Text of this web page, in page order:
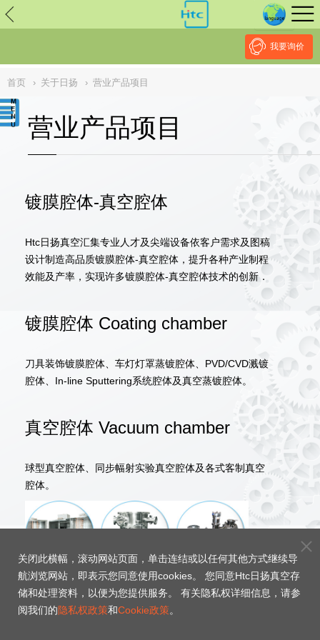
// replaced by scott on 2026/7/20 reason: high risk: Unsafe
Implementation Of Subresource Integrity /**/ // ------------------------------
我要询价
首页 › 关于日扬 › 营业产品项目
营业产品项目
镀膜腔体-真空腔体
Htc日扬真空汇集专业人才及尖端设备依客户需求及图稿
设计制造高品质镀膜腔体-真空腔体，提升各种产业制程
效能及产率，实现许多镀膜腔体-真空腔体技术的创新．
镀膜腔体 Coating chamber
刀具装饰镀膜腔体、车灯灯罩蒸镀腔体、PVD/CVD溅镀
腔体、In-line Sputtering系统腔体及真空蒸镀腔体。
真空腔体 Vacuum chamber
球型真空腔体、同步幅射实验真空腔体及各式客制真空
腔体。
关闭此横幅，滚动网站页面，单击连结或以任何其他方式继续导
航浏览网站，即表示您同意使用cookies。 您同意Htc日扬真空存
储和处理资料，以便为您提供服务。 有关隐私权详细信息，请参
阅我们的隐私权政策和Cookie政策。